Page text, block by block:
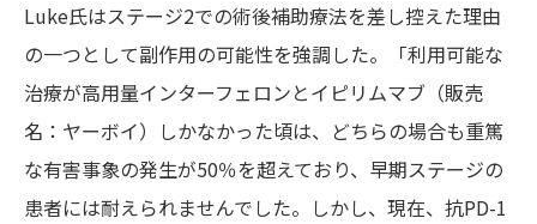
Luke氏はステージ2での術後補助療法を差し控えた理由
の一つとして副作用の可能性を強調した。「利用可能な
治療が高用量インターフェロンとイピリムマブ（販売
名：ヤーボイ）しかなかった頃は、どちらの場合も重篤
な有害事象の発生が50％を超えており、早期ステージの
患者には耐えられませんでした。しかし、現在、抗PD-1